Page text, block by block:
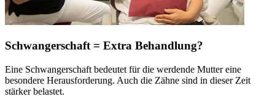
Schwangerschaft = Extra Behandlung?
Eine Schwangerschaft bedeutet für die werdende Mutter eine
besondere Herausforderung. Auch die Zähne sind in dieser Zeit
stärker belastet.